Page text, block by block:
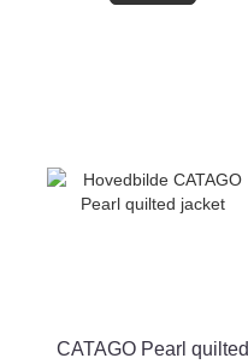
CATAGO Pearl quilted